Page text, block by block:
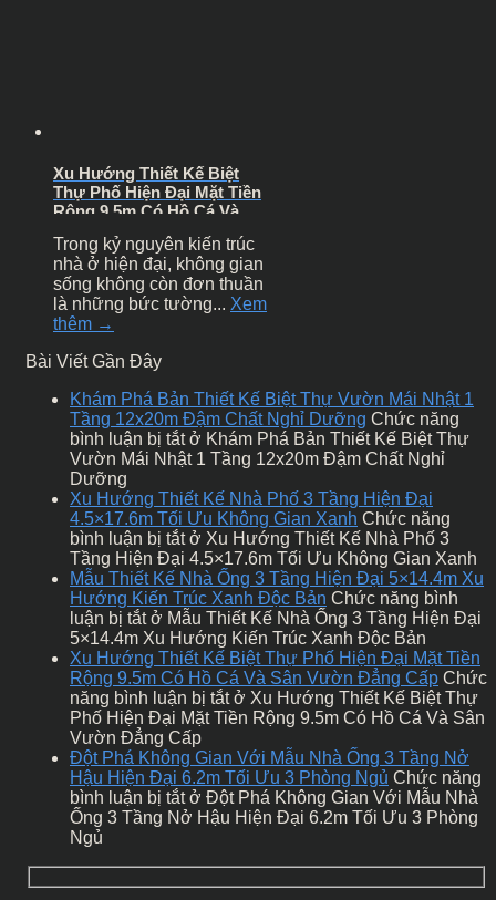
Xu Hướng Thiết Kế Biệt
Thự Phố Hiện Đại Mặt Tiền
Rộng 9.5m Có Hồ Cá Và
Trong kỷ nguyên kiến trúc
nhà ở hiện đại, không gian
sống không còn đơn thuần
là những bức tường... Xem
thêm →
Bài Viết Gần Đây
Khám Phá Bản Thiết Kế Biệt Thự Vườn Mái Nhật 1
Tầng 12x20m Đậm Chất Nghỉ Dưỡng Chức năng
bình luận bị tắtở Khám Phá Bản Thiết Kế Biệt Thự
Vườn Mái Nhật 1 Tầng 12x20m Đậm Chất Nghỉ
Dưỡng
Xu Hướng Thiết Kế Nhà Phố 3 Tầng Hiện Đại
4.5×17.6m Tối Ưu Không Gian Xanh Chức năng
bình luận bị tắtở Xu Hướng Thiết Kế Nhà Phố 3
Tầng Hiện Đại 4.5×17.6m Tối Ưu Không Gian Xanh
Mẫu Thiết Kế Nhà Ống 3 Tầng Hiện Đại 5×14.4m Xu
Hướng Kiến Trúc Xanh Độc Bản Chức năng bình
luận bị tắtở Mẫu Thiết Kế Nhà Ống 3 Tầng Hiện Đại
5×14.4m Xu Hướng Kiến Trúc Xanh Độc Bản
Xu Hướng Thiết Kế Biệt Thự Phố Hiện Đại Mặt Tiền
Rộng 9.5m Có Hồ Cá Và Sân Vườn Đẳng Cấp Chức
năng bình luận bị tắtở Xu Hướng Thiết Kế Biệt Thự
Phố Hiện Đại Mặt Tiền Rộng 9.5m Có Hồ Cá Và Sân
Vườn Đẳng Cấp
Đột Phá Không Gian Với Mẫu Nhà Ống 3 Tầng Nở
Hậu Hiện Đại 6.2m Tối Ưu 3 Phòng Ngủ Chức năng
bình luận bị tắtở Đột Phá Không Gian Với Mẫu Nhà
Ống 3 Tầng Nở Hậu Hiện Đại 6.2m Tối Ưu 3 Phòng
Ngủ